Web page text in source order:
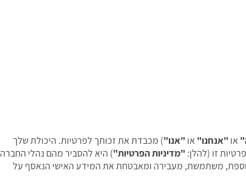
או "אנחנו" או "אנו") מכבדת את זכותך לפרטיות. היכולת שלך
זו (להלן: "מדיניות הפרטיות") היא להסביר מהם נהלי החברה
משתמשת, מעבירה ומאבטחת את המידע האישי הנאסף על